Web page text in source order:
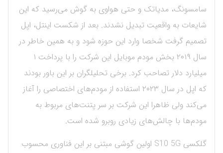
سامسونگ، مدیاتک و حتی هواوی به گوش می‌رسید که این
شایعات به واقعیت تبدیل نشدند. بعد از شکست اینتل، اپل
تصمیم گرفت شخصا وارد این حوزه شود و به همین خاطر در
سال ۲۰۱۹ بخش مودم موبایل این شرکت را با پرداخت ۱
میلیارد دلار تصاحب کرد. برخی تحلیلگران بر این باور بودند
که اپل در سال ۲۰۲۳ استفاده از مودم‌های اختصاصی را آغاز
می‌کند ولی ظاهرا این شرکت بر سر پتنت‌های مربوط به
مودم‌ها با چالش‌های زیادی روبرو شده است.
گلکسی S10 5G اولین گوشی مبتنی بر این فناوری محسوب